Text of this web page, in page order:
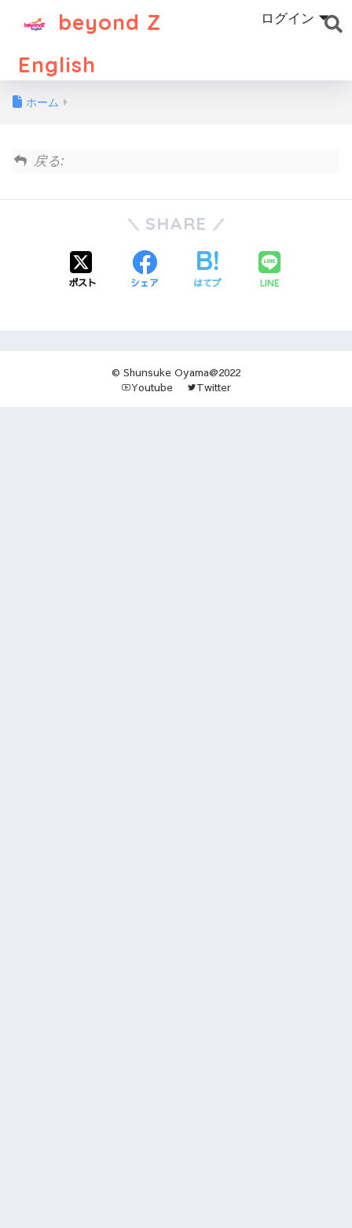
beyond Z
English
ログイン
ホーム
戻る:
SHARE
ポスト シェア はてブ LINE
© Shunsuke Oyama@2022
Youtube
Twitter